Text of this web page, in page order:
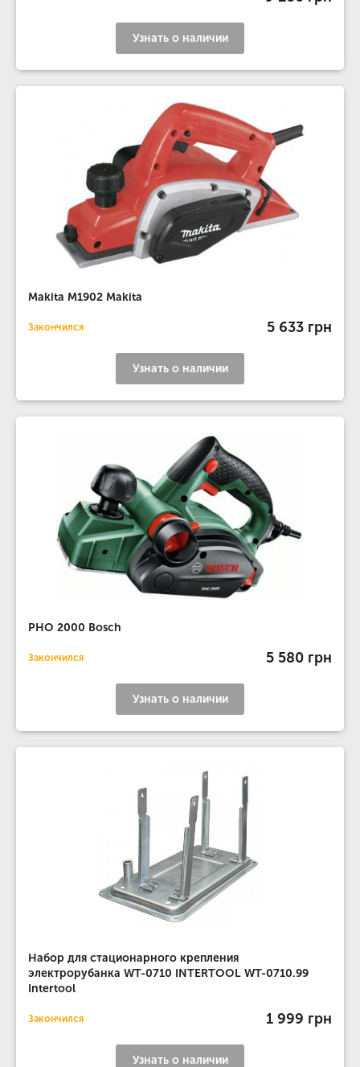
Узнать о наличии
Makita M1902 Makita
Закончился 5 633 грн
Узнать о наличии
PHO 2000 Bosch
Закончился 5 580 грн
Узнать о наличии
Набор для стационарного крепления
электрорубанка WT-0710 INTERTOOL WT-0710.99
Intertool
Закончился 1 999 грн
Узнать о наличии